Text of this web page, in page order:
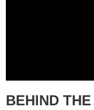
BEHIND